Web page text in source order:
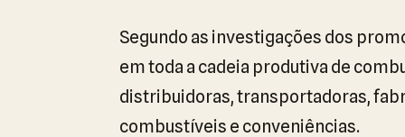
Segundo as investigações dos
em toda a cadeia produtiva de
distribuidoras, transportadoras,
combustíveis e conveniências.